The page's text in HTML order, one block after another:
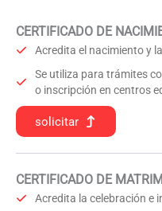
CERTIFICADO DE
Acredita el nacimiento y
Se utiliza para trámites
o inscripción en centros
solicitar
CERTIFICADO DE
Acredita la celebración e